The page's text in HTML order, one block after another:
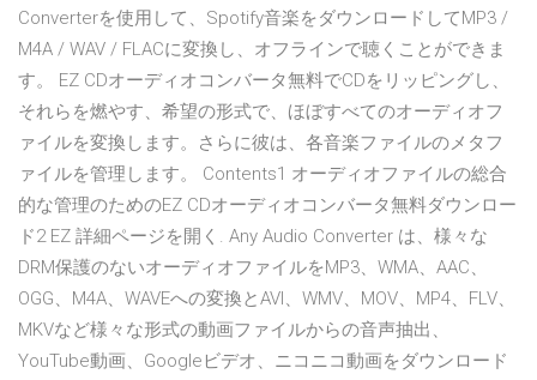
Converterを使用して、Spotify音楽をダウンロードしてMP3 /
M4A / WAV / FLACに変換し、オフラインで聴くことができま
す。 EZ CDオーディオコンバータ無料でCDをリッピングし、
それらを燃やす、希望の形式で、ほぼすべてのオーディオフ
ァイルを変換します。さらに彼は、各音楽ファイルのメタフ
ァイルを管理します。 Contents1 オーディオファイルの総合
的な管理のためのEZ CDオーディオコンバータ無料ダウンロー
ド2 EZ 詳細ページを開く. Any Audio Converter は、様々な
DRM保護のないオーディオファイルをMP3、WMA、AAC、
OGG、M4A、WAVEへの変換とAVI、WMV、MOV、MP4、FLV、
MKVなど様々な形式の動画ファイルからの音声抽出、
YouTube動画、Googleビデオ、ニコニコ動画をダウンロード